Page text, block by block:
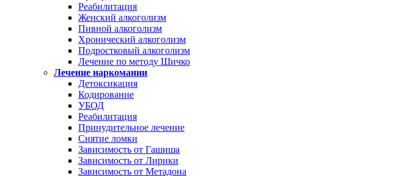
Реабилитация
Женский алкоголизм
Пивной алкоголизм
Хронический алкоголизм
Подростковый алкоголизм
Лечение по методу Шичко
Лечение наркомании
Детоксикация
Кодирование
УБОД
Реабилитация
Принудительное лечение
Снятие ломки
Зависимость от Гашиша
Зависимость от Лирики
Зависимость от Метадона